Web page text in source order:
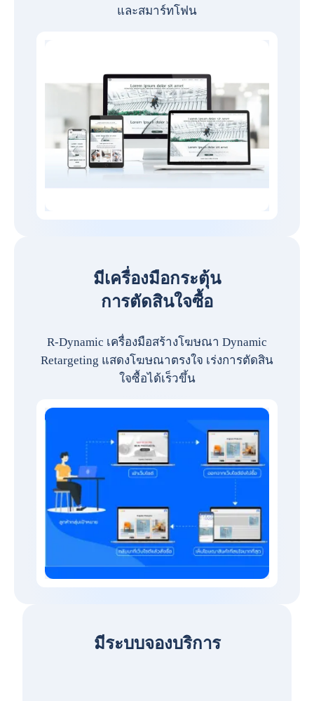
และสมาร์ทโฟน
มีเครื่องมือกระตุ้น
การตัดสินใจซื้อ
R-Dynamic เครื่องมือสร้างโฆษณา Dynamic
Retargeting แสดงโฆษณาตรงใจ เร่งการตัดสิน
ใจซื้อได้เร็วขึ้น
มีระบบจองบริการ